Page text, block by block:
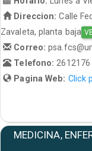
Direccion: Calle
Zavaleta, planta baja
Correo:
Telefono: 2612176
Pagina Web: Click
MEDICINA,